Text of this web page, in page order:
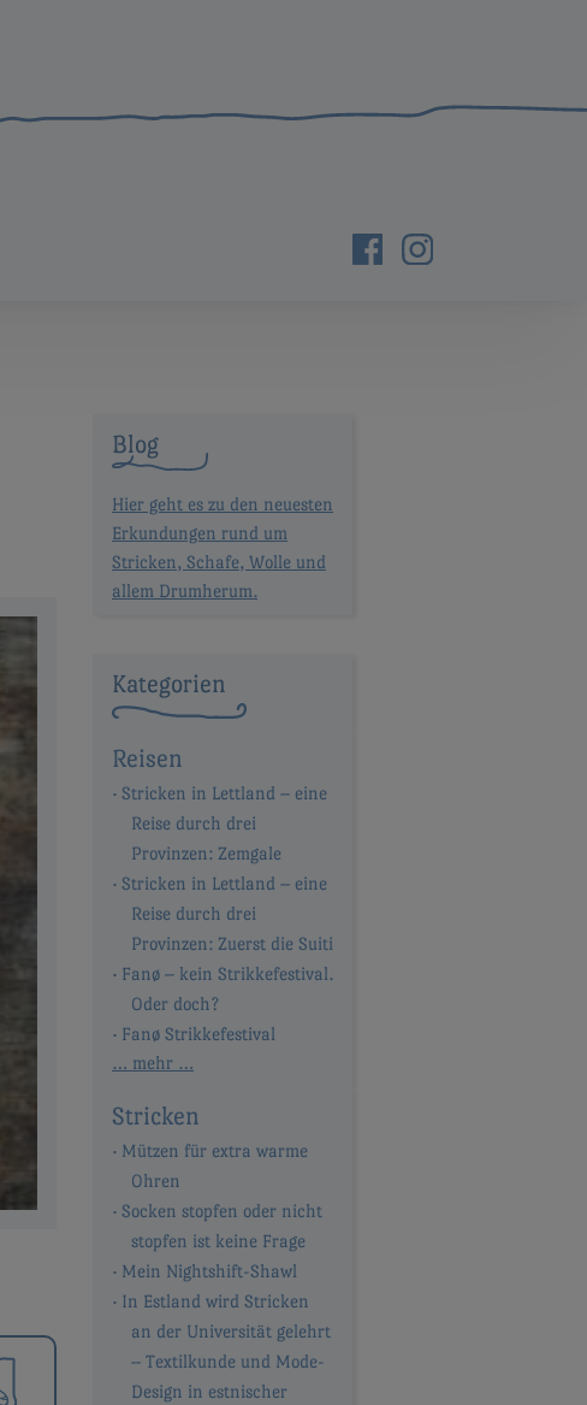
Blog
Hier geht es zu den neuesten
Erkundungen rund um
Stricken, Schafe, Wolle und
allem Drumherum.
Kategorien
Reisen
Stricken in Lettland – eine
Reise durch drei
Provinzen: Zemgale
Stricken in Lettland – eine
Reise durch drei
Provinzen: Zuerst die Suiti
Fanø – kein Strikkefestival.
Oder doch?
Fanø Strikkefestival
… mehr …
Stricken
Mützen für extra warme
Ohren
Socken stopfen oder nicht
stopfen ist keine Frage
Mein Nightshift-Shawl
In Estland wird Stricken
an der Universität gelehrt
– Textilkunde und Mode-
Design in estnischer